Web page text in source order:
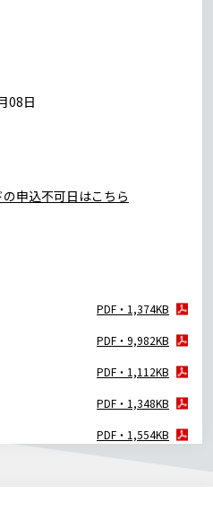
08日
申込不可日はこちら
PDF・1,374KB
PDF・9,982KB
PDF・1,112KB
PDF・1,348KB
PDF・1,554KB